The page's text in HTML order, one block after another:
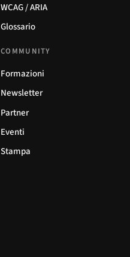
WCAG / ARIA
Glossario
COMMUNITY
Formazioni
Newsletter
Partner
Eventi
Stampa